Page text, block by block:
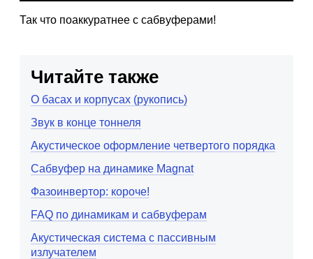
Так что поаккуратнее с сабвуферами!
Читайте также
О басах и корпусах (рукопись)
Звук в конце тоннеля
Акустическое оформление четвертого порядка
Сабвуфер на динамике Magnat
Фазоинвертор: короче!
FAQ по динамикам и сабвуферам
Акустическая система с пассивным
излучателем